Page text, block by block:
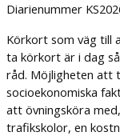
Diarienummer
Körkort som väg till
ta körkort är i dag
råd. Möjligheten att
socioekonomiska
att övningsköra
trafikskolor, en